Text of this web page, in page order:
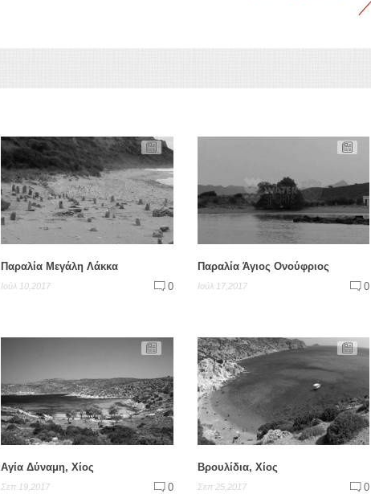
Παραλία Μεγάλη Λάκκα
Ιούλ 10,2017 0
Παραλία Άγιος Ονούφριος
Ιούλ 17,2017 0
Αγία Δύναμη, Χίος
Σεπ 19,2017 0
Βρουλίδια, Χίος
Σεπ 25,2017 0